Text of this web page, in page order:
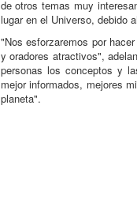
de otros temas muy
lugar en el Universo, debido
"Nos esforzaremos por
y oradores atractivos",
personas los conceptos y
mejor informados, mejores
planeta".